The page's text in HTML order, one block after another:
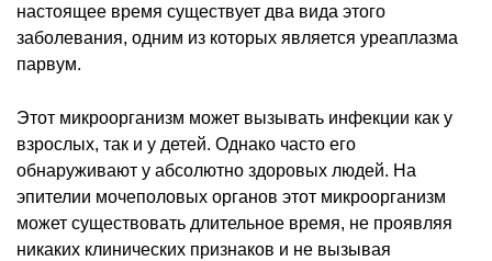
настоящее время существует два вида этого
заболевания, одним из которых является уреаплазма
парвум.
Этот микроорганизм может вызывать инфекции как у
взрослых, так и у детей. Однако часто его
обнаруживают у абсолютно здоровых людей. На
эпителии мочеполовых органов этот микроорганизм
может существовать длительное время, не проявляя
никаких клинических признаков и не вызывая